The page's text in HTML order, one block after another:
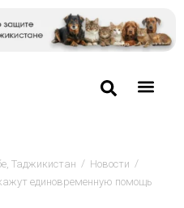
Таджикистан / Новости /
единовременную помощь